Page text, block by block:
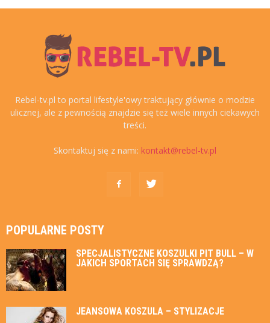
Rebel-tv.pl to portal lifestyle'owy traktujący głównie o modzie
ulicznej, ale z pewnością znajdzie się też wiele innych ciekawych
treści.
Skontaktuj się z nami: kontakt@rebel-tv.pl
POPULARNE POSTY
SPECJALISTYCZNE KOSZULKI PIT BULL – W
JAKICH SPORTACH SIĘ SPRAWDZĄ?
JEANSOWA KOSZULA – STYLIZACJE